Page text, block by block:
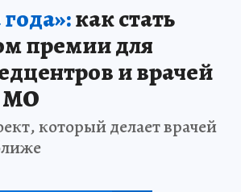
как стать
премии для
и врачей
МО
который делает врачей